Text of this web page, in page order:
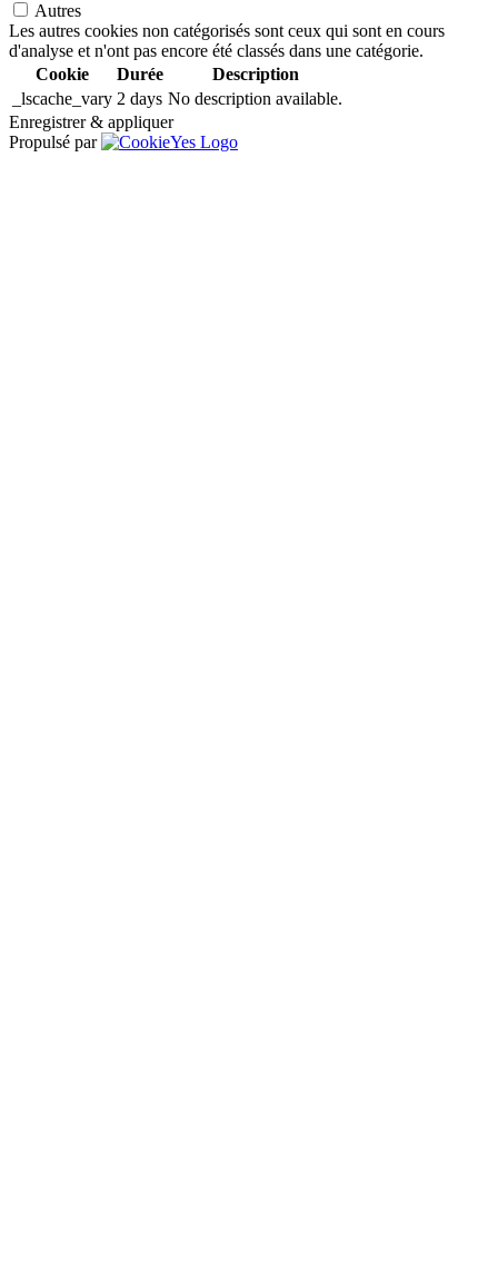
Autres
Les autres cookies non catégorisés sont ceux qui sont en cours
d'analyse et n'ont pas encore été classés dans une catégorie.
Cookie
Durée
Description
_lscache_vary 2 days No description available.
Enregistrer & appliquer
Propulsé par